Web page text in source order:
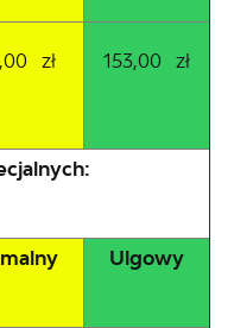
zł 153,00 zł
Ulgowy